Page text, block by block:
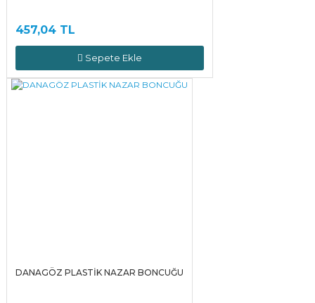
457,04 TL
Sepete Ekle
DANAGÖZ PLASTİK NAZAR BONCUĞU